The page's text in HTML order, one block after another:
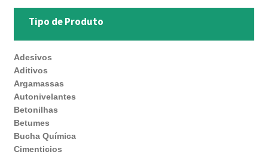
Tipo de Produto
Adesivos
Aditivos
Argamassas
Autonivelantes
Betonilhas
Betumes
Bucha Química
Cimenticios